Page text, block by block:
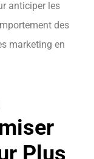
anticiper les
des
marketing en
Plus